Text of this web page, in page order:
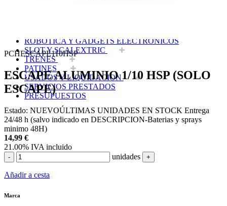
ROBOTICA Y GADGETS ELECTRÓNICOS
SLOT Y SCALEXTRIC
TRENES
PATINES
USADOS Y LIQUIDACION
SERVICIOS PRESTADOS
PRESUPUESTOS
PCHESCAPE110HSP
ESCAPE ALUMINIO 1/10 HSP (SOLO
ESCAPE)
Estado: NUEVOÚLTIMAS UNIDADES EN STOCK Entrega
24/48 h (salvo indicado en DESCRIPCION-Baterias y sprays
minimo 48H)
14,99 €
21.00% IVA incluido
- unidades +
Añadir a cesta
Marca